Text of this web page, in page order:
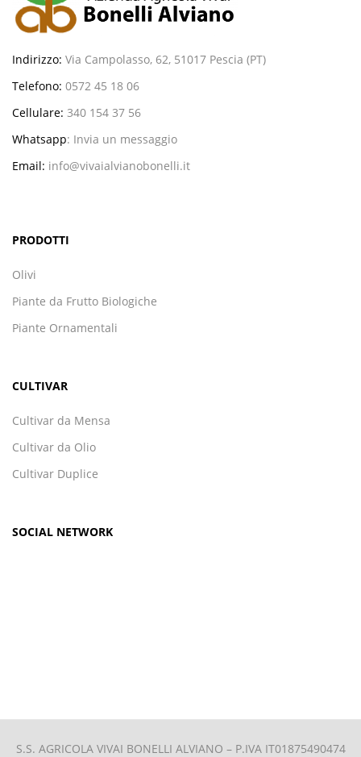
Indirizzo: Via Campolasso, 62, 51017 Pescia (PT)
Telefono: 0572 45 18 06
Cellulare: 340 154 37 56
Whatsapp: Invia un messaggio
Email: info@vivaialvianobonelli.it
PRODOTTI
Olivi
Piante da Frutto Biologiche
Piante Ornamentali
CULTIVAR
Cultivar da Mensa
Cultivar da Olio
Cultivar Duplice
SOCIAL NETWORK
S.S. AGRICOLA VIVAI BONELLI ALVIANO – P.IVA IT01875490474